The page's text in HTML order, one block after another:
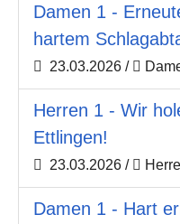
Damen 1 -
hartem
23.03.2026 /
Herren 1 - Wir
Ettlingen!
23.03.2026 /
Damen 1 - Hart